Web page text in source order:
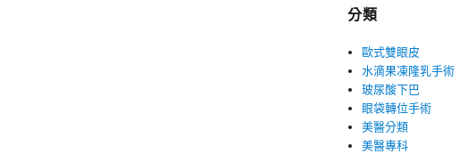
分類
歐式雙眼皮
水滴果凍隆乳手術
玻尿酸下巴
眼袋轉位手術
美醫分類
美醫專科